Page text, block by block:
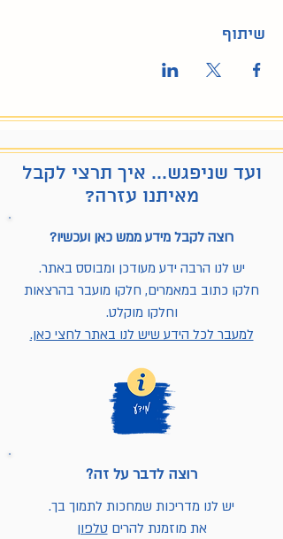
שיתוף
ועד שניפגש... איך תרצי לקבל
מאיתנו עזרה?
רוצה לקבל מידע ממש כאן ועכשיו?
יש לנו הרבה ידע מעודכן ומבוסס באתר.
חלקו כתוב במאמרים, חלקו מועבר בהרצאות
וחלקו מוקלט.
למעבר לכל הידע שיש לנו באתר לחצי כאן.
רוצה לדבר על זה?
יש לנו מדריכות שמחכות לתמוך בך.
את מוזמנת להרים טלפון